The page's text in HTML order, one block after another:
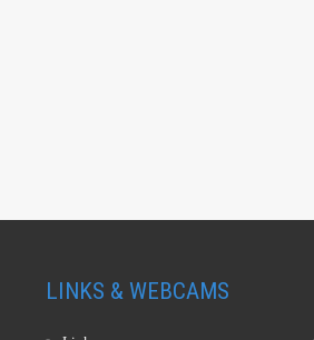
LINKS & WEBCAMS